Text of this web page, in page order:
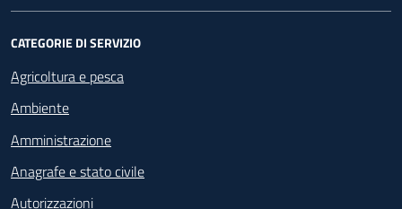
CATEGORIE DI SERVIZIO
Agricoltura e pesca
Ambiente
Amministrazione
Anagrafe e stato civile
Autorizzazioni